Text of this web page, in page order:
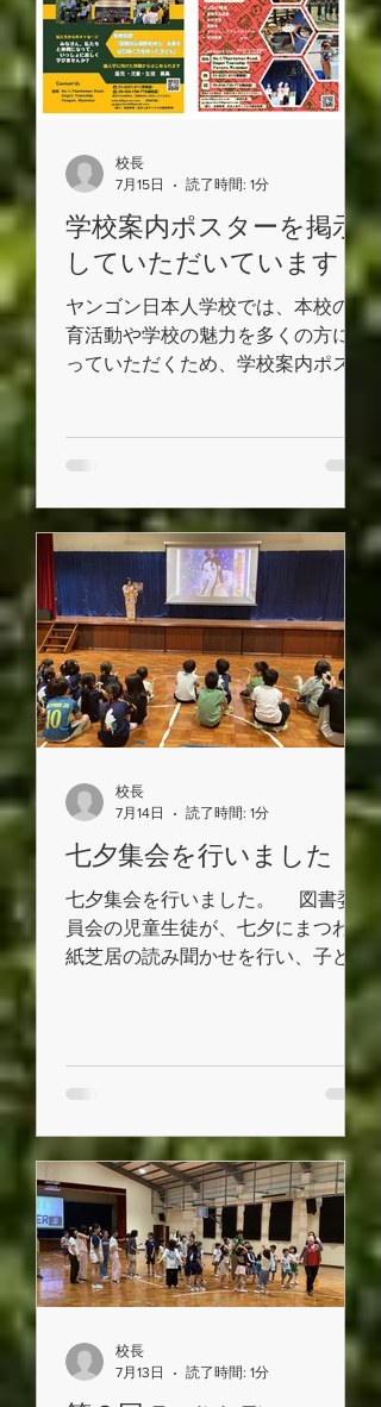
ます。 今後も、学校見学や体験
入学を通して、本校の教育について
知っていただく機会を設けてまいり
ます。ご興味のある方は、どうぞお
学校案内ポスターを掲示
していただいています
ヤンゴン日本人学校では、本校の教
育活動や学校の魅力を多くの方に知
っていただくため、学校案内ポスタ
示していただいています。ご協力い
ただいている皆様に、心より感謝申
し上げます。 本校は、日本の学
習指導要領に基づいた教育を行う在
外教育施設として、子どもたちが将
来日本へ帰国した際にも、安心して
学校生活を送ることができるよう教
育活動を進めています。 ポスタ
ーをご覧になり、本校に興味をお持
ちいただいた方は、ぜひ学校見学や
一同、皆様のご来校を心よりお待ち
しております。
校長
7月15日
読了時間: 1分
七夕集会を行いました
七夕集会を行いました。 図書委
員会の児童生徒が、七夕にまつわる
紙芝居の読み聞かせを行い、子ども
たちは物語に耳を傾けながら、日本
文化センターより浴衣をお借りし、
七夕の雰囲気をより身近に感じられ
る集会となりました。 色とりど
りの浴衣に身を包んだ子どもたち
は、日本の文化に親しみながら、笑
顔で七夕のひとときを楽しんでいま
した。
校長
7月14日
読了時間: 1分
校長
7月13日
読了時間: 1分